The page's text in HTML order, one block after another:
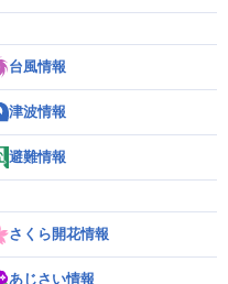
台風情報
津波情報
避難情報
さくら開花情報
あじさい情報